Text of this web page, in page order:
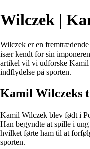
Wilczek |
Wilczek er en
især kendt for sin
artikel vil vi udforske
indflydelse på sporten.
Kamil Wilczeks
Kamil Wilczek blev født i
Han begyndte at spille i
hvilket førte ham til at
sporten.